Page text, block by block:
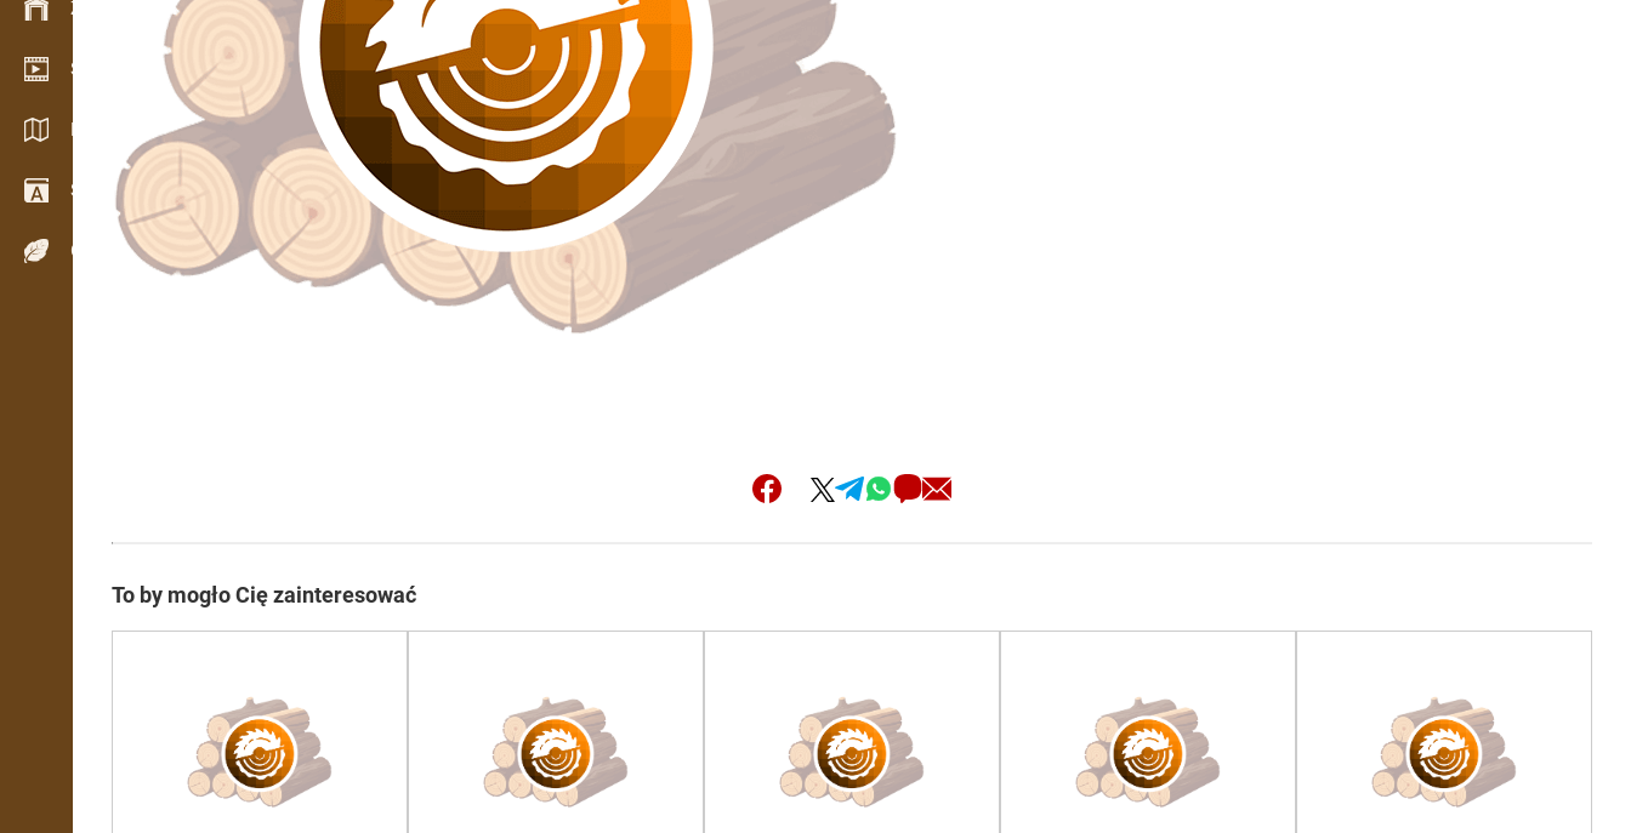
Zarządzanie zapasem
Salon wideo
Katalogi / Broszury
Słownik
Gatunki drewna
To by mogło Cię zainteresować